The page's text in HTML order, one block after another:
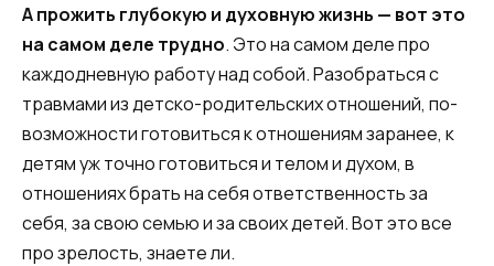
А прожить глубокую и духовную жизнь — вот это
на самом деле трудно. Это на самом деле про
каждодневную работу над собой. Разобраться с
травмами из детско-родительских отношений, по-
возможности готовиться к отношениям заранее, к
детям уж точно готовиться и телом и духом, в
отношениях брать на себя ответственность за
себя, за свою семью и за своих детей. Вот это все
про зрелость, знаете ли.